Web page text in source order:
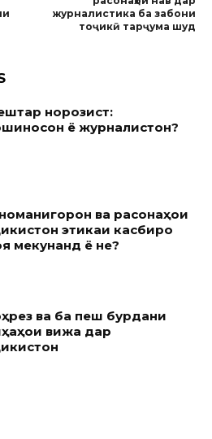
журналистика ба забони
тоҷикӣ тарҷума шуд
норозист:
ё журналистон?
ва расонаҳои
этикаи касбиро
мекунанд ё не?
ва ба пеш бурдани
вижа дар